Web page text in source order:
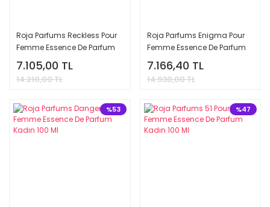
Roja Parfums Reckless Pour
Femme Essence De Parfum
Kadın 100 Ml
7.105,00 TL
14.210,00 TL
Roja Parfums Enigma Pour
Femme Essence De Parfum
Kadın 100 Ml
7.166,40 TL
14.930,00 TL
%53 %47